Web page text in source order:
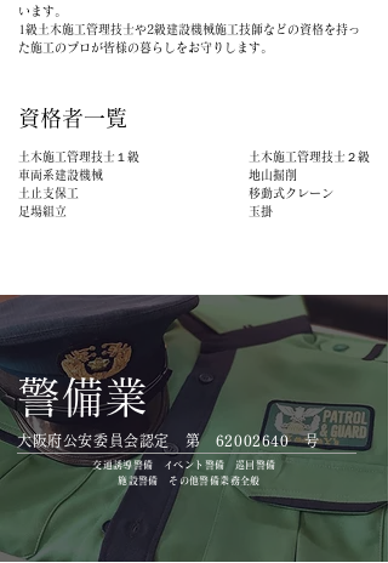
います。
​1級土木施工管理技士や2級建設機械施工技師などの資格を持っ
た施工のプロが皆様の暮らしをお守りします。
資格者一覧
土木施工管理技士１級 土木施工管理技士２級
車両系建設機械 地山掘削
土止支保工 移動式クレーン
足場組立​ 玉掛
​警備業
​大阪府公安委員会認定 第62002640号
交通誘導警備 イベント警備 巡回警備
施設警備 その他警備業務全般